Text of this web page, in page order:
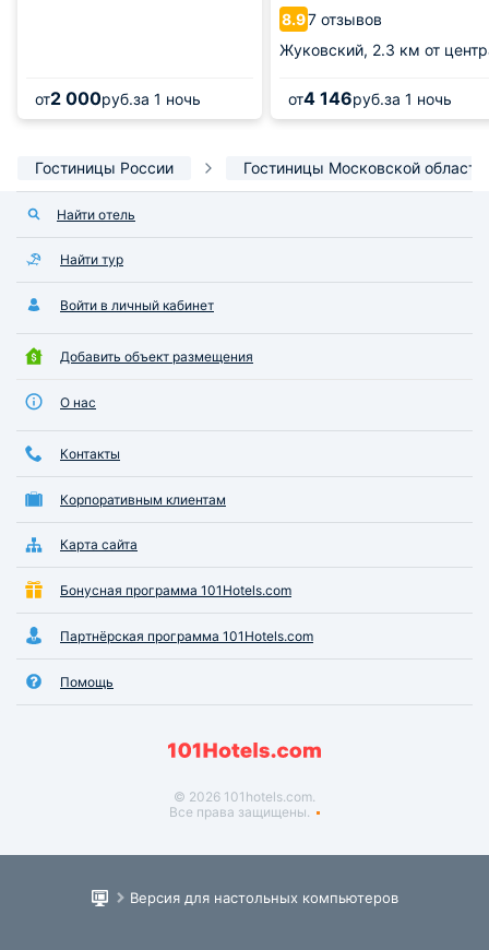
от2 000руб.за 1 ночь
8.97 отзывов
Жуковский, 2.3 км от
от4 146руб.за 1 ночь
Гостиницы России Гостиницы Московской области
Найти отель
Найти тур
Войти в личный кабинет
Добавить объект размещения
О нас
Контакты
Корпоративным клиентам
Карта сайта
Бонусная программа 101Hotels.com
Партнёрская программа 101Hotels.com
Помощь
© 2026 101hotels.com.
Все права защищены.
Версия для настольных компьютеров